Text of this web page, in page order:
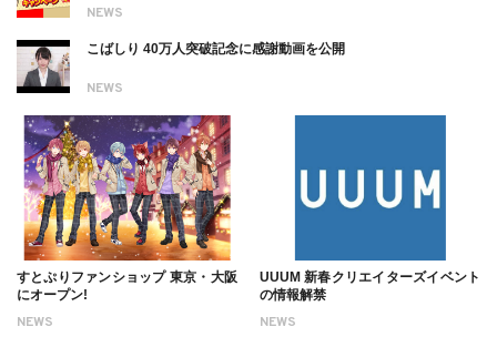
NEWS
NEWS
こばしり 40万人突破記念に感謝動画を公開
NEWS
すとぷりファンショップ 東京・大阪
にオープン!
NEWS
UUUM 新春クリエイターズイベント
の情報解禁